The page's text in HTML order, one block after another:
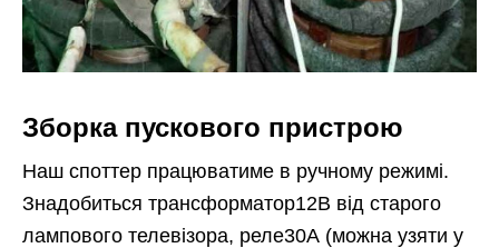
Зборка пускового пристрою
Наш споттер працюватиме в ручному режимі.
Знадобиться трансформатор12В від старого
лампового телевізора, реле30А (можна узяти у